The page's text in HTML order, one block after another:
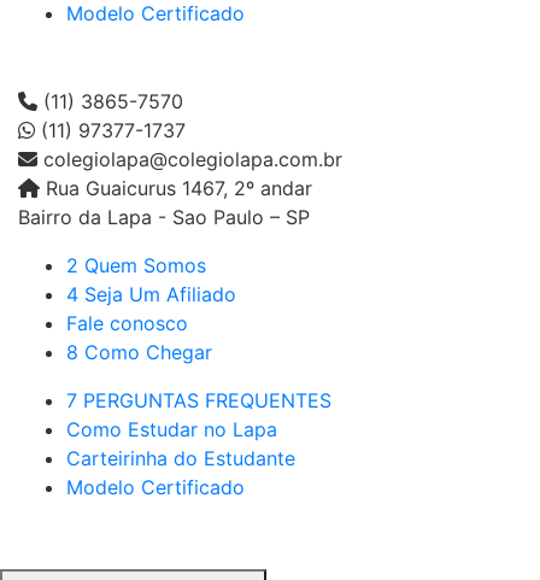
Modelo Certificado
(11) 3865-7570
(11) 97377-1737
colegiolapa@colegiolapa.com.br
Rua Guaicurus 1467, 2º andar
Bairro da Lapa - Sao Paulo – SP
2 Quem Somos
4 Seja Um Afiliado
Fale conosco
8 Como Chegar
7 PERGUNTAS FREQUENTES
Como Estudar no Lapa
Carteirinha do Estudante
Modelo Certificado